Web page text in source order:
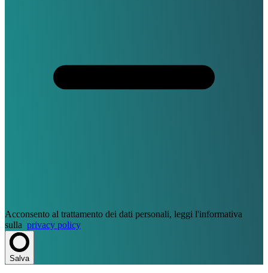
Acconsento al trattamento dei dati personali, leggi l'informativa
sulla privacy policy
Salva